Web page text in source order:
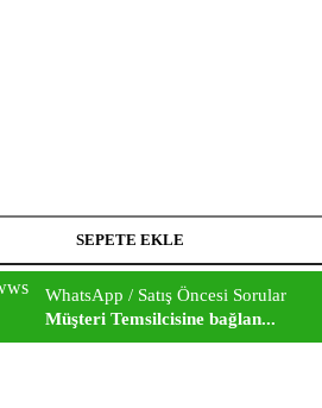
SEPETE EKLE
WhatsApp / Satış Öncesi Sorular
Müşteri Temsilcisine bağlan...